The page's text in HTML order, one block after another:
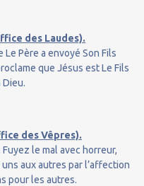
des Laudes).
Père a envoyé Son Fils
que Jésus est Le Fils
des Vêpres).
le mal avec horreur,
aux autres par l’affection
pour les autres.